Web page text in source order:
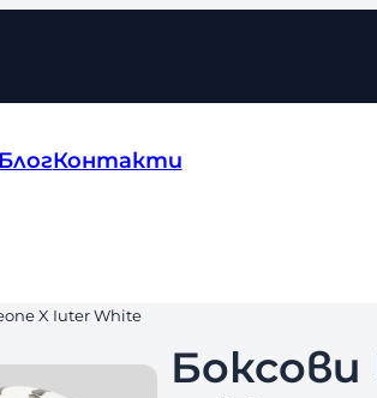
БлогКонтакти
X Iuter White